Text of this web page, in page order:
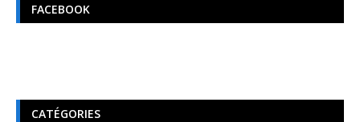
FACEBOOK
CATÉGORIES